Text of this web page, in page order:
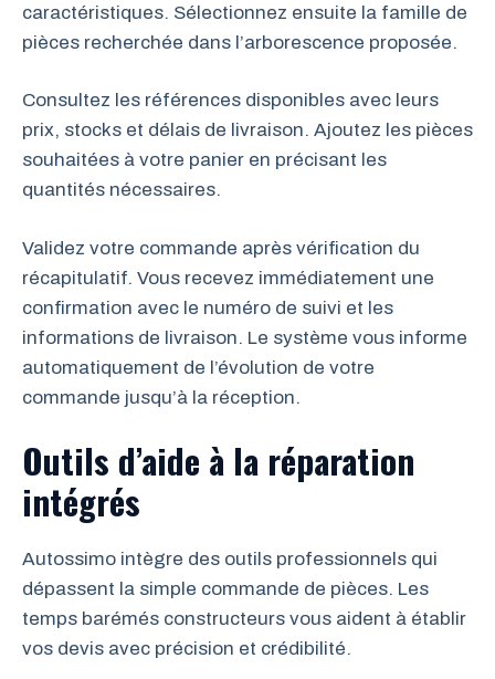
caractéristiques. Sélectionnez ensuite la famille de
pièces recherchée dans l’arborescence proposée.
Consultez les références disponibles avec leurs
prix, stocks et délais de livraison. Ajoutez les pièces
souhaitées à votre panier en précisant les
quantités nécessaires.
Validez votre commande après vérification du
récapitulatif. Vous recevez immédiatement une
confirmation avec le numéro de suivi et les
informations de livraison. Le système vous informe
automatiquement de l’évolution de votre
commande jusqu’à la réception.
Outils d’aide à la réparation
intégrés
Autossimo intègre des outils professionnels qui
dépassent la simple commande de pièces. Les
temps barémés constructeurs vous aident à établir
vos devis avec précision et crédibilité.